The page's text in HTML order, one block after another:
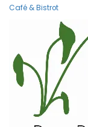
Café & Bistrot